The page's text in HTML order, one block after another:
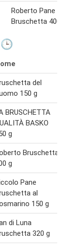
Roberto Pane
Bruschetta 400
🕒
del
150 g
BRUSCHETTA
BASKO
g
Bruschetta
g
Pane
al
150 g
di Luna
320 g